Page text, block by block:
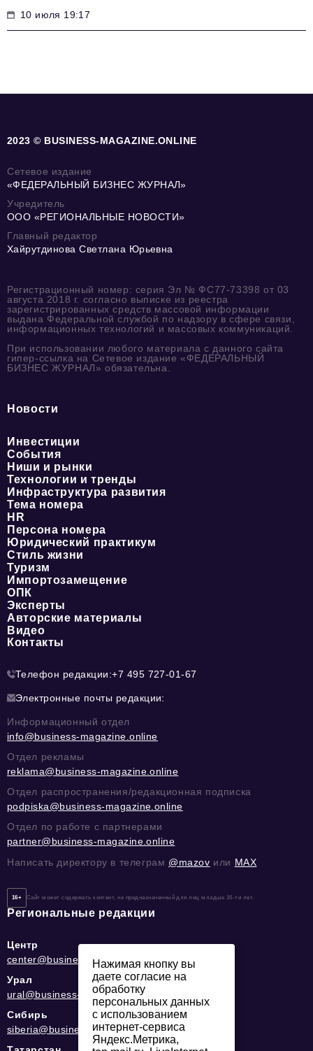
10 июля 19:17
2023 © BUSINESS-MAGAZINE.ONLINE
Сетевое издание
«ФЕДЕРАЛЬНЫЙ БИЗНЕС ЖУРНАЛ»
Учредитель
ООО «РЕГИОНАЛЬНЫЕ НОВОСТИ»
Главный редактор
Хайрутдинова Светлана Юрьевна
Регистрационный номер: серия Эл № ФС77-73398 от 03
августа 2018 г. согласно выписке из реестра
зарегистрированных средств массовой информации
выдана Федеральной службой по надзору в сфере связи,
информационных технологий и массовых коммуникаций.
При использовании любого материала с данного сайта
гипер-ссылка на Сетевое издание «ФЕДЕРАЛЬНЫЙ
БИЗНЕС ЖУРНАЛ» обязательна.
Новости
Инвестиции
События
Ниши и рынки
Технологии и тренды
Инфраструктура развития
Тема номера
HR
Персона номера
Юридический практикум
Стиль жизни
Туризм
Импортозамещение
ОПК
Эксперты
Авторские материалы
Видео
Контакты
Телефон редакции:+7 495 727-01-67
Электронные почты редакции:
Информационный отдел
info@business-magazine.online
Отдел рекламы
reklama@business-magazine.online
Отдел распространения/редакционная подписка
podpiska@business-magazine.online
Отдел по работе с партнерами
partner@business-magazine.online
Написать директору в телеграм @mazov или MAX
16+ Сайт может содержать контент, не предназначенный для лиц младше 16-ти лет.
Региональные редакции
Центр
center@business-magazine.online
Урал
ural@business-magazine.online
Сибирь
siberia@business-magazine.online
Нажимая кнопку вы
даете согласие на
обработку
персональных данных
с использованием
интернет-сервиса
Яндекс.Метрика,